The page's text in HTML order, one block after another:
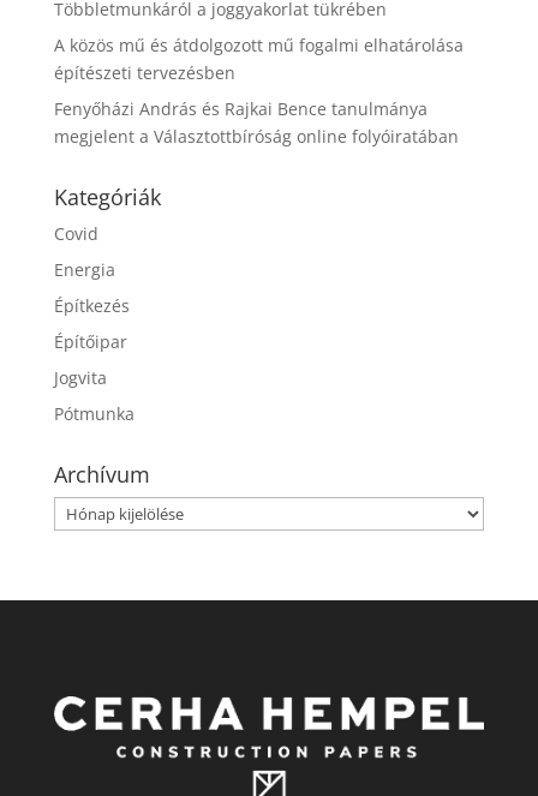
Többletmunkáról a joggyakorlat tükrében
A közös mű és átdolgozott mű fogalmi elhatárolása
építészeti tervezésben
Fenyőházi András és Rajkai Bence tanulmánya
megjelent a Választottbíróság online folyóiratában
Kategóriák
Covid
Energia
Építkezés
Építőipar
Jogvita
Pótmunka
Archívum
Archívum